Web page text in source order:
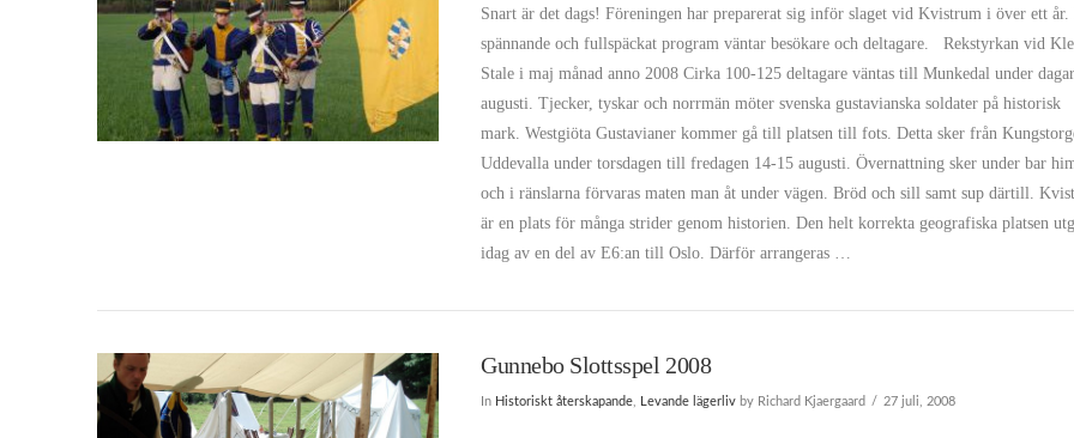
Snart är det dags! Föreningen har preparerat sig inför slaget vid Kvistrum i över ett
spännande och fullspäckat program väntar besökare och deltagare. Rekstyrkan vid
Stale i maj månad anno 2008 Cirka 100-125 deltagare väntas till Munkedal under
augusti. Tjecker, tyskar och norrmän möter svenska gustavianska soldater på historisk
mark. Westgiöta Gustavianer kommer gå till platsen till fots. Detta sker från
Uddevalla under torsdagen till fredagen 14-15 augusti. Övernattning sker under bar
och i ränslarna förvaras maten man åt under vägen. Bröd och sill samt sup därtill.
är en plats för många strider genom historien. Den helt korrekta geografiska platsen
idag av en del av E6:an till Oslo. Därför arrangeras …
Gunnebo Slottsspel 2008
In Historiskt återskapande Levande lägerliv by Richard Kjaergaard 27 juli, 2008